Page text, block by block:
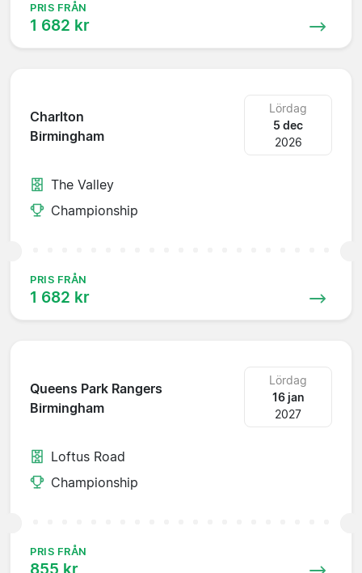
PRIS FRÅN
1 682 kr
Charlton
Birmingham
Lördag
5 dec
2026
The Valley
Championship
PRIS FRÅN
1 682 kr
Queens Park Rangers
Birmingham
Lördag
16 jan
2027
Loftus Road
Championship
PRIS FRÅN
855 kr